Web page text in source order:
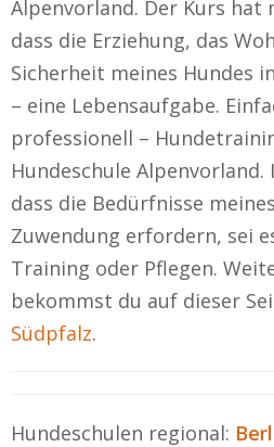
Alpenvorland. Der Kurs hat
dass die Erziehung, das
Sicherheit meines Hundes
– eine Lebensaufgabe.
professionell –
Hundeschule
dass die Bedürfnisse
Zuwendung erfordern, sei
Training oder Pflegen.
bekommst du auf dieser
Südpfalz.
Hundeschulen regional: